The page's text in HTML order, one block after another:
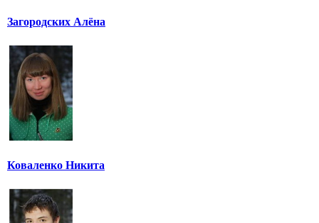
Загородских Алёна
Коваленко Никита